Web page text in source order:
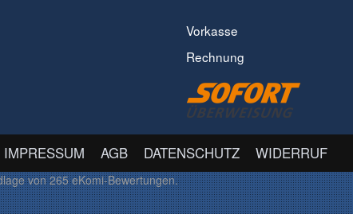
Vorkasse
Rechnung
IMPRESSUM AGB DATENSCHUTZ WIDERRUF
von265eKomi-Bewertungen.